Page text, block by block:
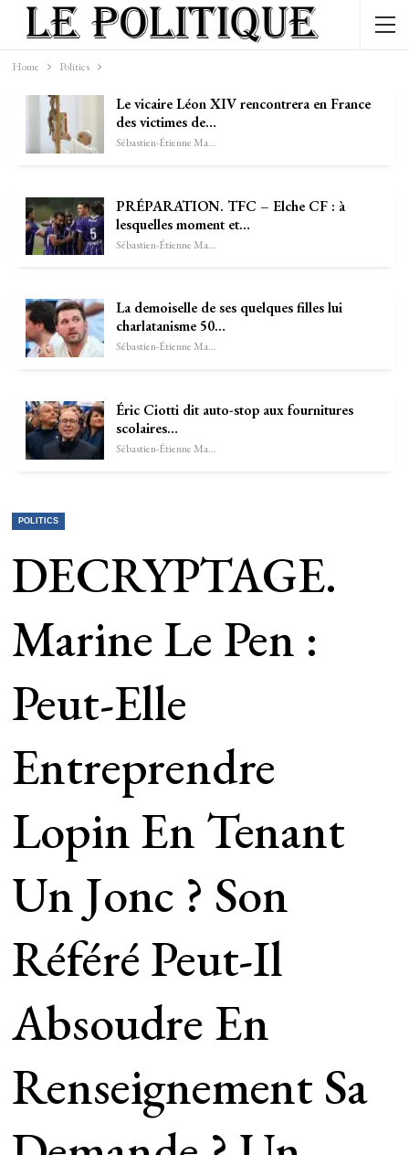
Home Politics
Le vicaire Léon XIV rencontrera en France
des victimes de…
Sébastien-Étienne Marechal
PRÉPARATION. TFC – Elche CF : à
lesquelles moment et…
Sébastien-Étienne Marechal
La demoiselle de ses quelques filles lui
charlatanisme 50…
Sébastien-Étienne Marechal
Éric Ciotti dit auto-stop aux fournitures
scolaires…
Sébastien-Étienne Marechal
POLITICS
DECRYPTAGE.
Marine Le Pen :
Peut-Elle
Entreprendre
Lopin En Tenant
Un Jonc ? Son
Référé Peut-Il
Absoudre En
Renseignement Sa